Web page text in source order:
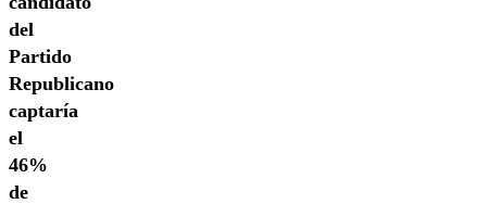
del
Partido
Republicano
captaría
el
46%
de